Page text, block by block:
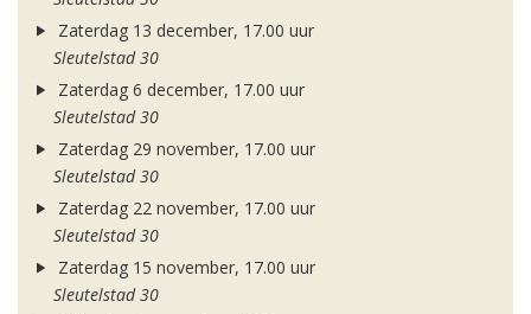
Zaterdag 13 december, 17.00 uur
Sleutelstad 30
Zaterdag 6 december, 17.00 uur
Sleutelstad 30
Zaterdag 29 november, 17.00 uur
Sleutelstad 30
Zaterdag 22 november, 17.00 uur
Sleutelstad 30
Zaterdag 15 november, 17.00 uur
Sleutelstad 30